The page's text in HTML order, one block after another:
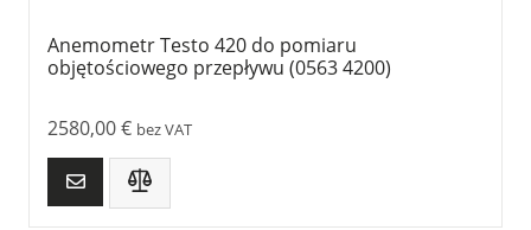
Anemometr Testo 420 do pomiaru
objętościowego przepływu (0563 4200)
2580,00€ bez VAT